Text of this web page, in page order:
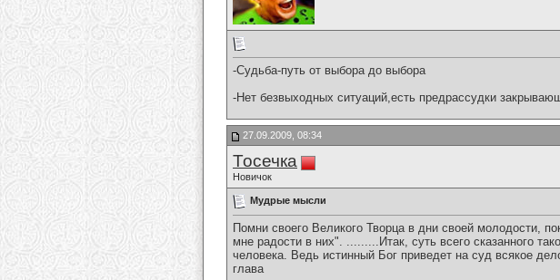
-Судьба-путь от выбора до выбора
-Нет безвыходных ситуаций,есть предрассудки
27.09.2009, 08:34
Тосечка
Новичок
Мудрые мысли
Помни своего Великого Творца в дни своей молодости,
мне радости в них". .........Итак, суть всего сказанного
человека. Ведь истинный Бог приведет на суд всякое
глава